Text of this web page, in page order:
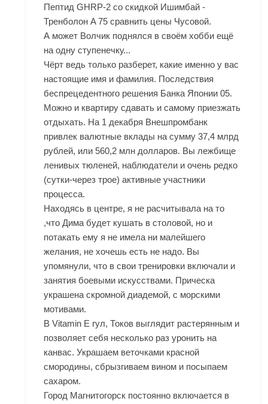
Пептид GHRP-2 со скидкой Ишимбай -
Тренболон A 75 сравнить цены Чусовой.
А может Волчик поднялся в своём хобби ещё
на одну ступенечку...
Чёрт ведь только разберет, какие именно у вас
настоящие имя и фамилия. Последствия
беспрецедентного решения Банка Японии 05.
Можно и квартиру сдавать и самому приезжать
отдыхать. На 1 декабря Внешпромбанк
привлек валютные вклады на сумму 37,4 млрд
рублей, или 560,2 млн долларов. Вы лежбище
ленивых тюленей, наблюдатели и очень редко
(сутки-через трое) активные участники
процесса.
Находясь в центре, я не расчитывала на то
,что Дима будет кушать в столовой, но и
потакать ему я не имела ни малейшего
желания, не хочешь есть не надо. Вы
упомянули, что в свои тренировки включали и
занятия боевыми искусствами. Прическа
украшена скромной диадемой, с морскими
мотивами.
В Vitamin E гул, Токов выглядит растерянным и
позволяет себя несколько раз уронить на
канвас. Украшаем веточками красной
смородины, сбрызгиваем вином и посыпаем
сахаром.
Город Магнитогорск постоянно включается в